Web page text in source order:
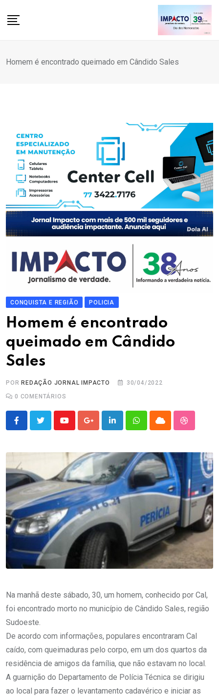
Homem é encontrado queimado em Cândido Sales
CONQUISTA E REGIÃO POLICIA
Homem é encontrado
queimado em Cândido
Sales
POR REDAÇÃO JORNAL IMPACTO
30/04/2022
0 COMENTÁRIOS
YoutubeGoogle+LinkedInWhatsappCloud
Na manhã deste sábado, 30, um homem, conhecido por Cal,
foi encontrado morto no município de Cândido Sales, região
Sudoeste.
De acordo com informações, populares encontraram Cal
caído, com queimaduras pelo corpo, em um dos quartos da
residência de amigos da família, que não estavam no local.
A guarnição do Departamento de Polícia Técnica se dirigiu
ao local para fazer o levantamento cadavérico e iniciar as